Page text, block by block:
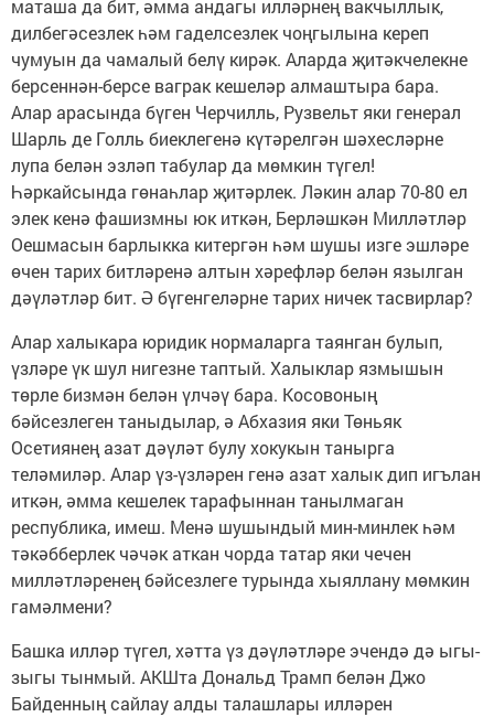
маташа да бит, әмма андагы илләрнең вакчыллык,
дилбегәсезлек һәм гаделсезлек чоңгылына кереп
чумуын да чамалый белү кирәк. Аларда җитәкчелекне
берсеннән-берсе ваграк кешеләр алмаштыра бара.
Алар арасында бүген Черчилль, Рузвельт яки генерал
Шарль де Голль биеклегенә күтәрелгән шәхесләрне
лупа белән эзләп табулар да мөмкин түгел!
Һәркайсында гөнаһлар җитәрлек. Ләкин алар 70-80 ел
элек кенә фашизмны юк иткән, Берләшкән Милләтләр
Оешма­сын барлыкка китергән һәм шушы изге эшләре
өчен тарих битләренә алтын хәрефләр белән язылган
дәүләтләр бит. Ә бүгенгеләрне тарих ничек тасвирлар?
Алар халыкара юридик нормаларга таянган булып,
үзләре үк шул нигезне таптый. Халыклар язмышын
төрле бизмән белән үлчәү бара. Косовоның
бәйсезлеген таныдылар, ә Абхазия яки Төньяк
Осетиянең азат дәүләт булу хокукын танырга
теләмиләр. Алар үз-үзләрен генә азат халык дип игълан
иткән, әмма кешелек тарафыннан танылмаган
республика, имеш. Менә шушындый мин-минлек һәм
тәкәбберлек чәчәк аткан чорда татар яки чечен
милләтләренең бәйсезлеге турында хыяллану мөмкин
гамәлмени?
Башка илләр түгел, хәтта үз дәүләтләре эчендә дә ыгы-
зыгы тынмый. АКШта Дональд Трамп белән Джо
Байденның сайлау алды талашлары илләрен